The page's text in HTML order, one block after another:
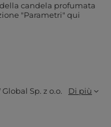
candela profumata
"Parametri" qui
Global Sp. z o.o. Di più